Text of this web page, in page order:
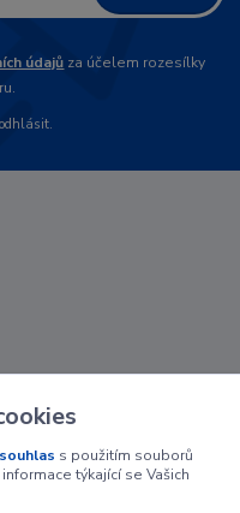
údajů za účelem rozesílky
souhlas s použitím souborů
týkající se Vašich